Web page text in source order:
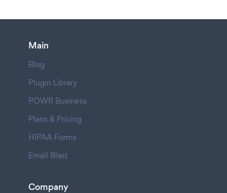
Main
Blog
Plugin Library
POWR Business
Plans & Pricing
HIPAA Forms
Email Blast
Company